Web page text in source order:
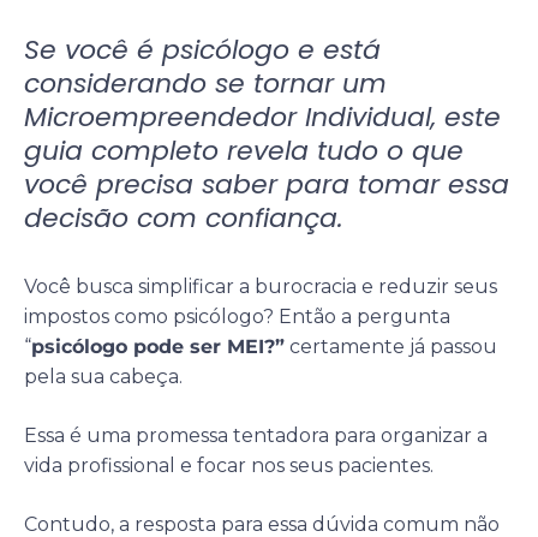
Se você é psicólogo e está
considerando se tornar um
Microempreendedor Individual, este
guia completo revela tudo o que
você precisa saber para tomar essa
decisão com confiança.
Você busca simplificar a burocracia e reduzir seus
impostos como psicólogo? Então a pergunta
“psicólogo pode ser MEI?” certamente já passou
pela sua cabeça.
Essa é uma promessa tentadora para organizar a
vida profissional e focar nos seus pacientes.
Contudo, a resposta para essa dúvida comum não